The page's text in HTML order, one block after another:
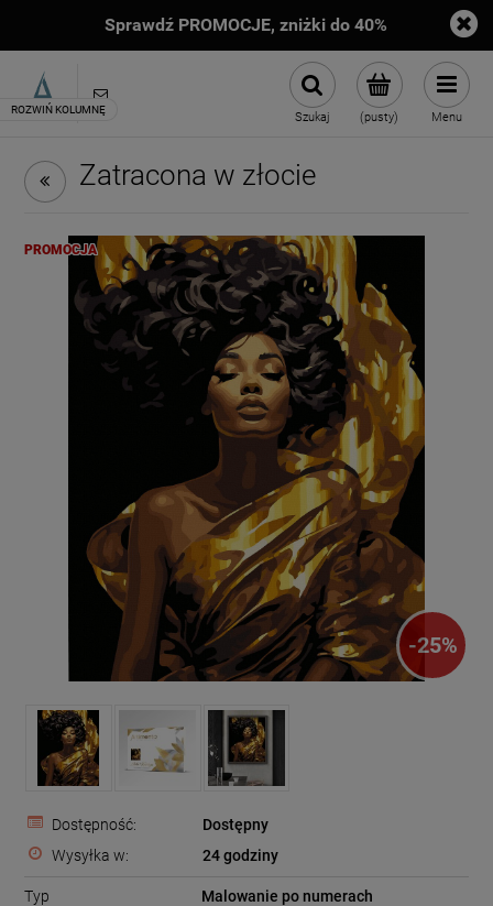
Sprawdź PROMOCJE, zniżki do 40%
(pusty)
Szukaj Menu
Zatracona w złocie
PROMOCJA
-25%
Dostępność:
Dostępny
Wysyłka w:
24 godziny
Typ Malowanie po numerach